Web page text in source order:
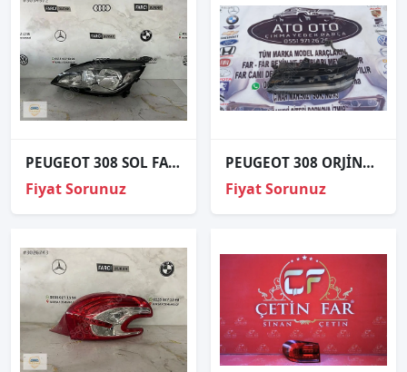
PEUGEOT 308 SOL FAR ORJİNAL
Fiyat Sorunuz
PEUGEOT 308 ORJİNAL ÇIKMA SAĞ GÜNDÜZ LEDİ
Fiyat Sorunuz